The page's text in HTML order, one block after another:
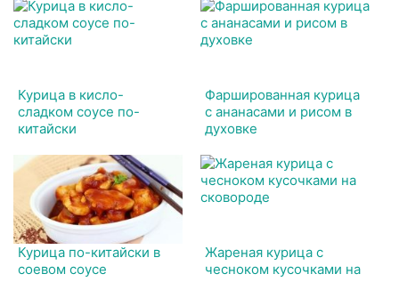
Курица в кисло-
сладком соусе по-
китайски
Фаршированная курица
с ананасами и рисом в
духовке
Курица по-китайски в
соевом соусе
Жареная курица с
чесноком кусочками на